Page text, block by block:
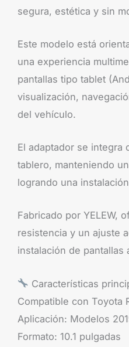
segura, estética y sin
Este modelo está
una experiencia
pantallas tipo tablet
visualización,
del vehículo.
El adaptador se integra
tablero, manteniendo
logrando una
Fabricado por YELEW,
resistencia y un ajuste
instalación de pantallas
Características
Compatible con Toyota
Aplicación: Modelos
Formato: 10.1 pulgadas